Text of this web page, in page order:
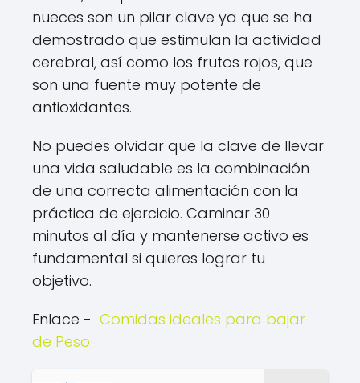
nueces son un pilar clave ya que se ha
demostrado que estimulan la actividad
cerebral, así como los frutos rojos, que
son una fuente muy potente de
antioxidantes.
No puedes olvidar que la clave de llevar
una vida saludable es la combinación
de una correcta alimentación con la
práctica de ejercicio. Caminar 30
minutos al día y mantenerse activo es
fundamental si quieres lograr tu
objetivo.
Enlace - Comidas ideales para bajar
de Peso